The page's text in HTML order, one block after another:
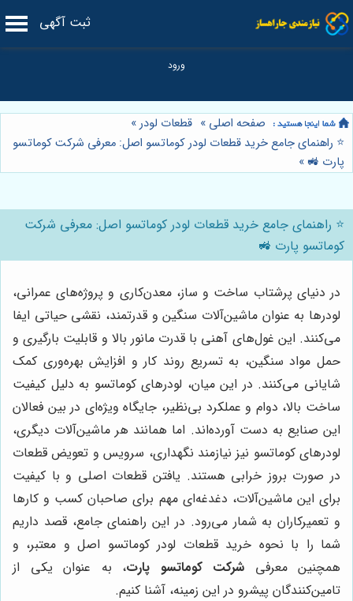
ثبت آگهی
صفحه اصلی » قطعات لودر»
⭐️ راهنمای جامع خرید قطعات لودر کوماتسو اصل: معرفی شرکت کوماتسو
پارت 🚜 »
⭐️ راهنمای جامع خرید قطعات لودر کوماتسو اصل: معرفی شرکت
کوماتسو پارت 🚜
در دنیای پرشتاب ساخت و ساز، معدن‌کاری و پروژه‌های عمرانی،
لودرها به عنوان ماشین‌آلات سنگین و قدرتمند، نقشی حیاتی ایفا
می‌کنند. این غول‌های آهنی با قدرت مانور بالا و قابلیت بارگیری و
حمل مواد سنگین، به تسریع روند کار و افزایش بهره‌وری کمک
شایانی می‌کنند. در این میان، لودرهای کوماتسو به دلیل کیفیت
ساخت بالا، دوام و عملکرد بی‌نظیر، جایگاه ویژه‌ای در بین فعالان
این صنایع به دست آورده‌اند. اما همانند هر ماشین‌آلات دیگری،
لودرهای کوماتسو نیز نیازمند نگهداری، سرویس و تعویض قطعات
در صورت بروز خرابی هستند. یافتن قطعات اصلی و با کیفیت
برای این ماشین‌آلات، دغدغه‌ای مهم برای صاحبان کسب و کارها
و تعمیرکاران به شمار می‌رود. در این راهنمای جامع، قصد داریم
شما را با نحوه خرید قطعات لودر کوماتسو اصل و معتبر، و
همچنین معرفی شرکت کوماتسو پارت، به عنوان یکی از
تامین‌کنندگان پیشرو در این زمینه، آشنا کنیم.